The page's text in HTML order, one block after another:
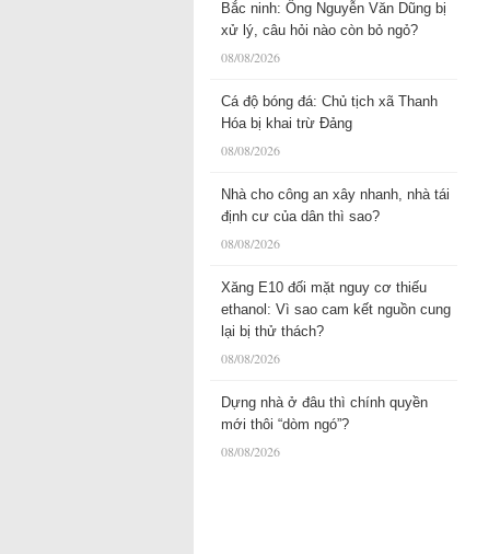
Bắc ninh: Ông Nguyễn Văn Dũng bị
xử lý, câu hỏi nào còn bỏ ngỏ?
08/08/2026
Cá độ bóng đá: Chủ tịch xã Thanh
Hóa bị khai trừ Đảng
08/08/2026
Nhà cho công an xây nhanh, nhà tái
định cư của dân thì sao?
08/08/2026
Xăng E10 đối mặt nguy cơ thiếu
ethanol: Vì sao cam kết nguồn cung
lại bị thử thách?
08/08/2026
Dựng nhà ở đâu thì chính quyền
mới thôi “dòm ngó”?
08/08/2026